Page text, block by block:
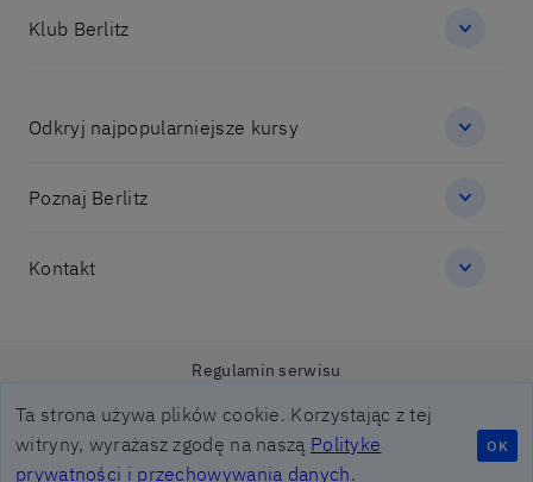
Ta strona używa plików cookie. Korzystając z tej
witryny, wyrażasz zgodę na naszą Polityke
prywatności i przechowywania danych.
OK
Klub Berlitz
Odkryj najpopularniejsze kursy
Poznaj Berlitz
Kontakt
© 2026 Berlitz Corporation
Regulamin serwisu
Obowiazek informacyjny Berlitz